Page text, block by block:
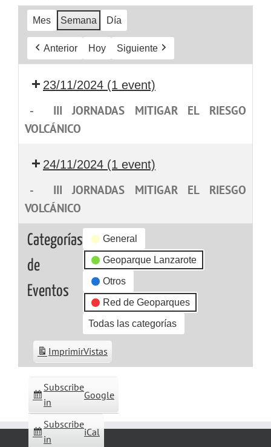
Mes Semana Día
Anterior Hoy Siguiente
23/11/2024 (1 event)
-
III JORNADAS MITIGAR EL RIESGO
VOLCÁNICO
24/11/2024 (1 event)
-
III JORNADAS MITIGAR EL RIESGO
VOLCÁNICO
Categorías
de
Eventos
General
Geoparque Lanzarote
Otros
Red de Geoparques
Todas las categorías
Subscribe
in
Google
Subscribe
in
iCal
ImprimirVistas